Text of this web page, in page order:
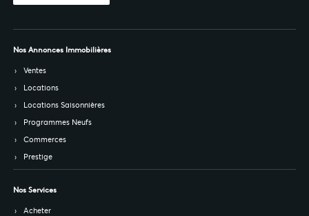
Nos Annonces Immobilières
Ventes
Locations
Locations Saisonnières
Programmes Neufs
Commerces
Prestige
Nos Services
Acheter